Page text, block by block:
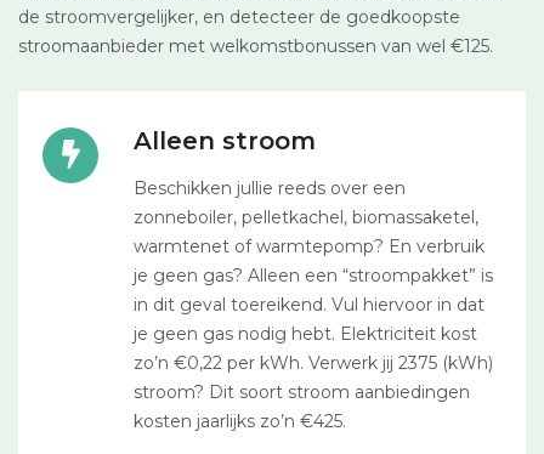
de stroomvergelijker, en detecteer de goedkoopste
stroomaanbieder met welkomstbonussen van wel €125.
Alleen stroom
Beschikken jullie reeds over een
zonneboiler, pelletkachel, biomassaketel,
warmtenet of warmtepomp? En verbruik
je geen gas? Alleen een “stroompakket” is
in dit geval toereikend. Vul hiervoor in dat
je geen gas nodig hebt. Elektriciteit kost
zo’n €0,22 per kWh. Verwerk jij 2375 (kWh)
stroom? Dit soort stroom aanbiedingen
kosten jaarlijks zo’n €425.